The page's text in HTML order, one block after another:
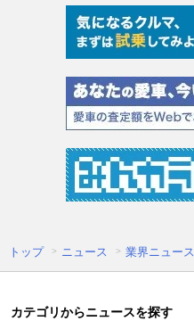
トップ ニュース 業界ニュース
カテゴリからニュースを探す